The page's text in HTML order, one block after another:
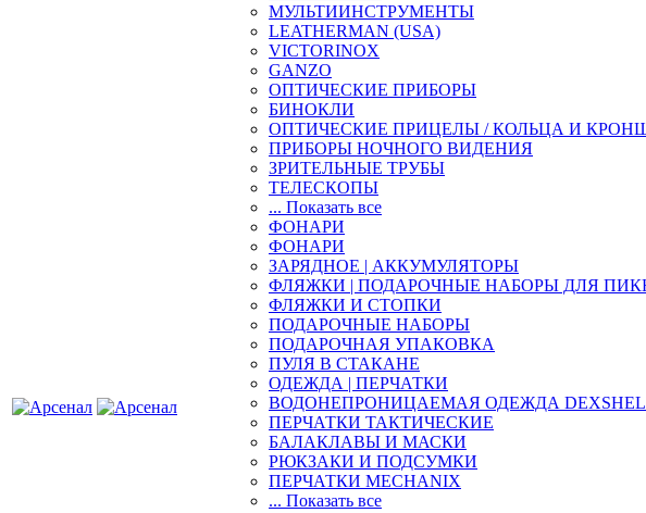
МУЛЬТИИНСТРУМЕНТЫ
LEATHERMAN (USA)
VICTORINOX
GANZO
ОПТИЧЕСКИЕ ПРИБОРЫ
БИНОКЛИ
ОПТИЧЕСКИЕ ПРИЦЕЛЫ / КОЛЬЦА И
ПРИБОРЫ НОЧНОГО ВИДЕНИЯ
ЗРИТЕЛЬНЫЕ ТРУБЫ
ТЕЛЕСКОПЫ
... Показать все
ФОНАРИ
ФОНАРИ
ЗАРЯДНОЕ | АККУМУЛЯТОРЫ
ФЛЯЖКИ | ПОДАРОЧНЫЕ НАБОРЫ ДЛЯ
ФЛЯЖКИ И СТОПКИ
ПОДАРОЧНЫЕ НАБОРЫ
ПОДАРОЧНАЯ УПАКОВКА
ПУЛЯ В СТАКАНЕ
ОДЕЖДА | ПЕРЧАТКИ
ВОДОНЕПРОНИЦАЕМАЯ ОДЕЖДА
ПЕРЧАТКИ ТАКТИЧЕСКИЕ
БАЛАКЛАВЫ И МАСКИ
РЮКЗАКИ И ПОДСУМКИ
ПЕРЧАТКИ MECHANIX
... Показать все